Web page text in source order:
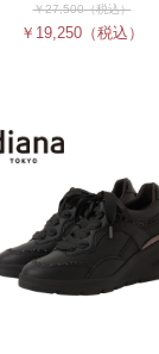
￥27,500（税込）
￥19,250 （税込）